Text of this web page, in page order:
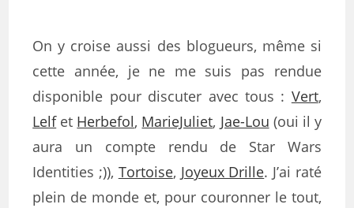
On y croise aussi des blogueurs, même si
cette année, je ne me suis pas rendue
disponible pour discuter avec tous : Vert,
Lelfet Herbefol, MarieJuliet, Jae-Lou (oui il y
aura un compte rendu de Star Wars
Identities ;)), Tortoise, Joyeux Drille. J’ai raté
plein de monde et, pour couronner le tout,